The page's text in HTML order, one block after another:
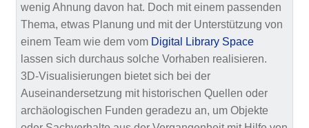
wenig Ahnung davon hat. Doch mit einem passenden
Thema, etwas Planung und mit der Unterstützung von
einem Team wie dem vom Digital Library Space
lassen sich durchaus solche Vorhaben realisieren.
3D-Visualisierungen bietet sich bei der
Auseinandersetzung mit historischen Quellen oder
archäologischen Funden geradezu an, um Objekte